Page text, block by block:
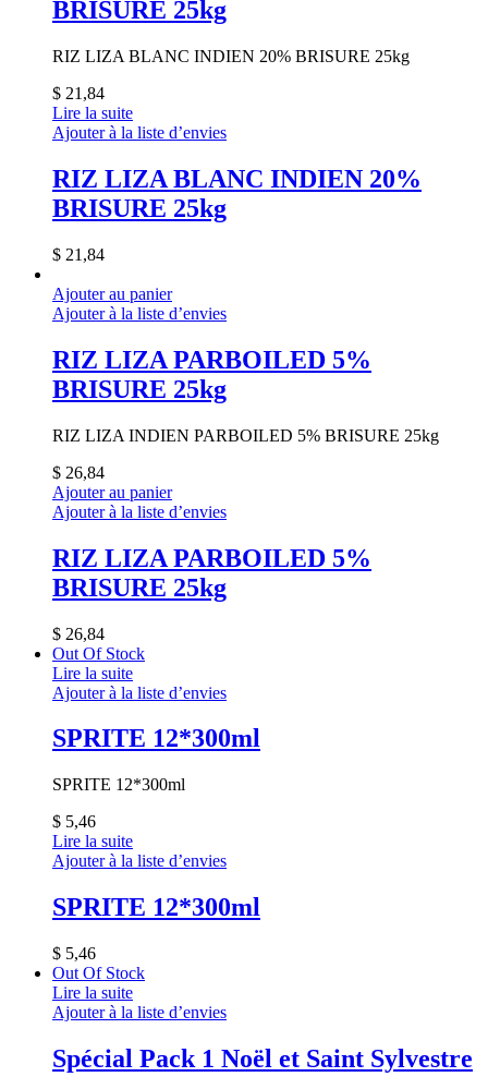
BRISURE 25kg
RIZ LIZA BLANC INDIEN 20% BRISURE 25kg
$ 21,84
Lire la suite
Ajouter à la liste d’envies
RIZ LIZA BLANC INDIEN 20%
BRISURE 25kg
$ 21,84
Ajouter au panier
Ajouter à la liste d’envies
RIZ LIZA PARBOILED 5%
BRISURE 25kg
RIZ LIZA INDIEN PARBOILED 5% BRISURE 25kg
$ 26,84
Ajouter au panier
Ajouter à la liste d’envies
RIZ LIZA PARBOILED 5%
BRISURE 25kg
$ 26,84
Out Of Stock
Lire la suite
Ajouter à la liste d’envies
SPRITE 12*300ml
SPRITE 12*300ml
$ 5,46
Lire la suite
Ajouter à la liste d’envies
SPRITE 12*300ml
$ 5,46
Out Of Stock
Lire la suite
Ajouter à la liste d’envies
Spécial Pack 1 Noël et Saint Sylvestre